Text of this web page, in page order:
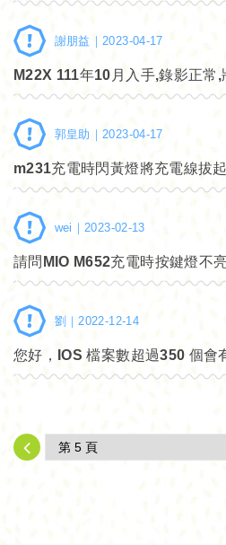
謝朋益｜2023-04-17
郭皇助｜2023-04-17
wei｜2023-02-13
劉｜2022-12-14